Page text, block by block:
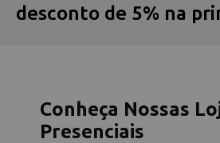
desconto de 5% na
Conheça Nossas
Presenciais